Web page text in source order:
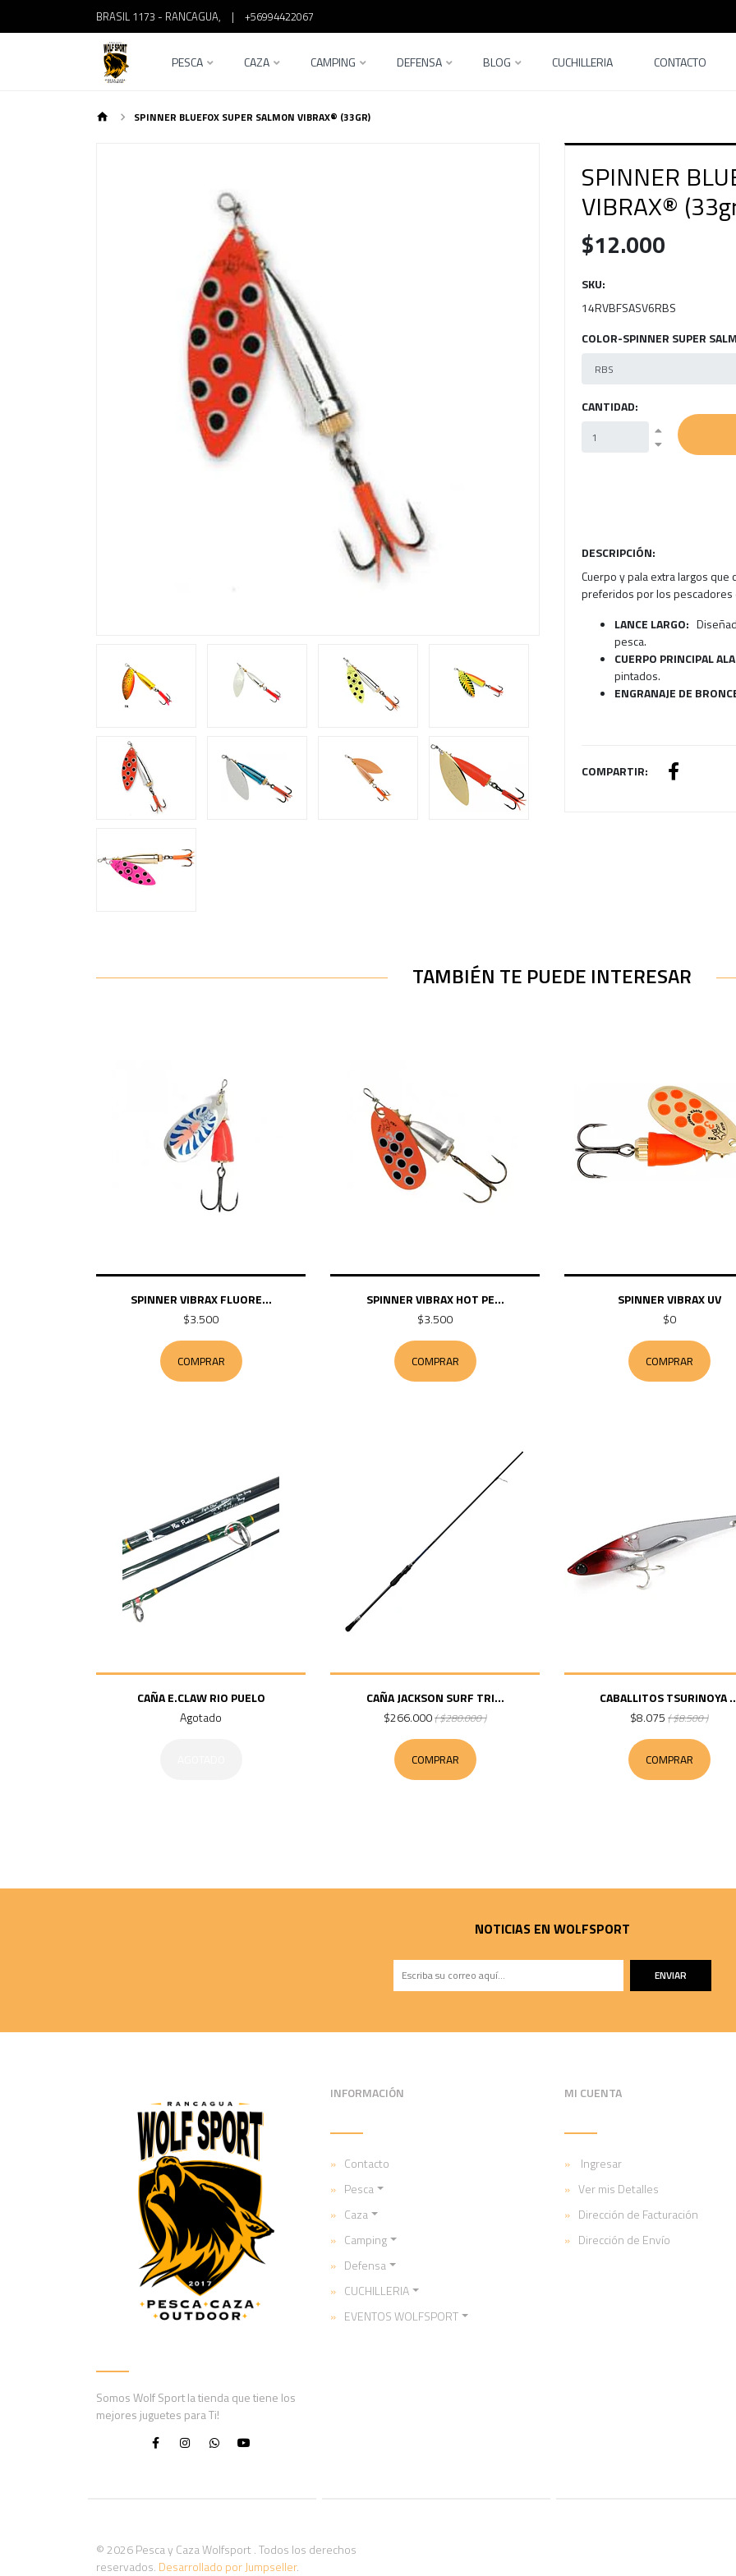
BRASIL 1173 - RANCAGUA, | +56994422067
PESCA CAZA CAMPING DEFENSA BLOG CUCHILLERIA CONTACTO
SPINNER BLUEFOX SUPER SALMON VIBRAX® (33GR)
SPINNER
VIBRAX®
$12.000
SKU:
14RVBFSASV6RBS
COLOR-SPINNER SUPER
CANTIDAD:
DESCRIPCIÓN:
Cuerpo y pala extra largos
preferidos por los pescadores
LANCE LARGO:
pesca.
CUERPO PRINCIPAL
pintados.
ENGRANAJE DE
COMPARTIR:
TAMBIÉN TE PUEDE INTERESAR
SPINNER VIBRAX FLUORE...
$3.500
COMPRAR
SPINNER VIBRAX HOT PE...
$3.500
COMPRAR
SPINNER VIBRAX UV
$0
COMPRAR
CAÑA E.CLAW RIO PUELO
Agotado
CAÑA JACKSON SURF TRI...
$266.000( $280.000 )
COMPRAR
CABALLITOS TSURINOYA
$8.075 ( $8.500 )
COMPRAR
NOTICIAS EN WOLFSPORT
ENVIAR
Somos Wolf Sport la tienda que tiene los
mejores juguetes para Ti!
INFORMACIÓN
Contacto
Pesca
Caza
Camping
Defensa
CUCHILLERIA
EVENTOS WOLFSPORT
MI CUENTA
Ingresar
Ver mis Detalles
Dirección de Facturación
Dirección de Envío
© 2026 Pesca y Caza Wolfsport . Todos los derechos
reservados. Desarrollado por Jumpseller.